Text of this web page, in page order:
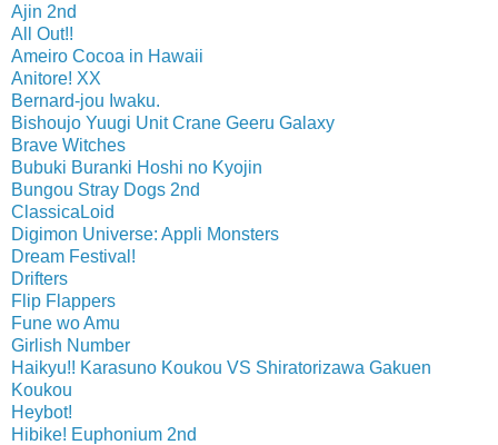
Ajin 2nd
All Out!!
Ameiro Cocoa in Hawaii
Anitore! XX
Bernard-jou Iwaku.
Bishoujo Yuugi Unit Crane Geeru Galaxy
Brave Witches
Bubuki Buranki Hoshi no Kyojin
Bungou Stray Dogs 2nd
ClassicaLoid
Digimon Universe: Appli Monsters
Dream Festival!
Drifters
Flip Flappers
Fune wo Amu
Girlish Number
Haikyu!! Karasuno Koukou VS Shiratorizawa Gakuen
Koukou
Heybot!
Hibike! Euphonium 2nd